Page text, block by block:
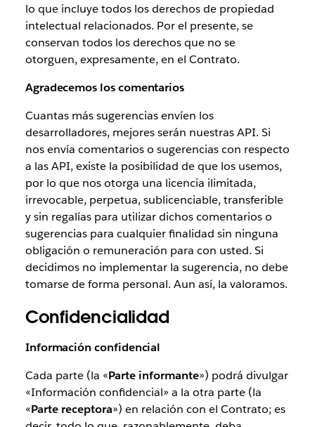
lo que incluye todos los derechos de propiedad
intelectual relacionados. Por el presente, se
conservan todos los derechos que no se
otorguen, expresamente, en el Contrato.
Agradecemos los comentarios
Cuantas más sugerencias envíen los
desarrolladores, mejores serán nuestras API. Si
nos envía comentarios o sugerencias con respecto
a las API, existe la posibilidad de que los usemos,
por lo que nos otorga una licencia ilimitada,
irrevocable, perpetua, sublicenciable, transferible
y sin regalías para utilizar dichos comentarios o
sugerencias para cualquier finalidad sin ninguna
obligación o remuneración para con usted. Si
decidimos no implementar la sugerencia, no debe
tomarse de forma personal. Aun así, la valoramos.
Confidencialidad
Información confidencial
Cada parte (la «Parte informante») podrá divulgar
«Información confidencial» a la otra parte (la
«Parte receptora») en relación con el Contrato; es